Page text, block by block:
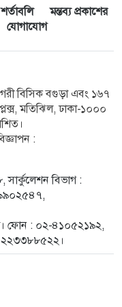
শর্তাবলি
মন্তব্য প্রকাশের
যোগাযোগ
বিসিক বগুড়া এবং ১৬৭
মতিঝিল, ঢাকা-১০০০
:
বিভাগ :
ফোন : ০২-৪১০৫২১৯২,